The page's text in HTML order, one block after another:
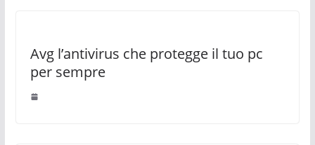
Avg l’antivirus che protegge il tuo pc
per sempre